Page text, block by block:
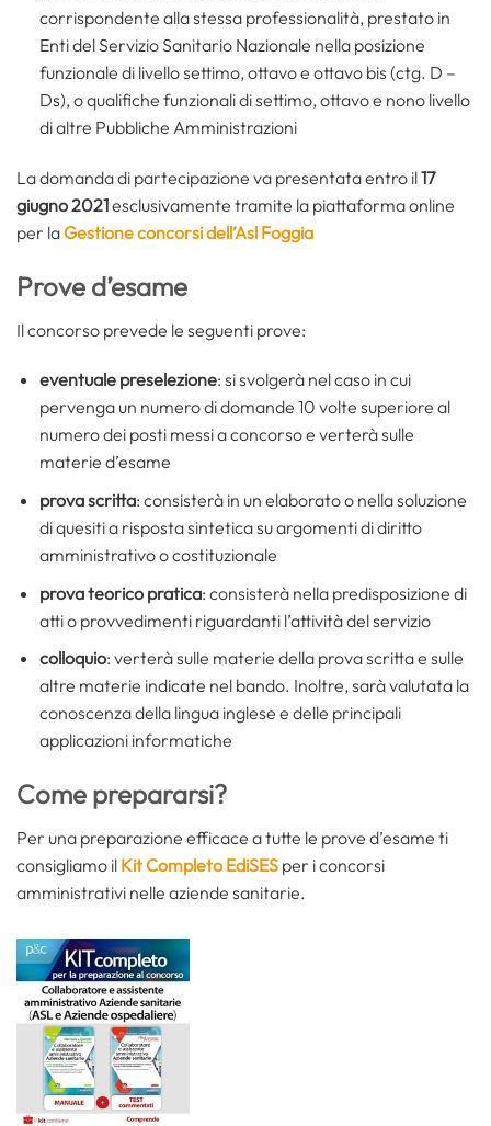
corrispondente alla stessa professionalità, prestato in
Enti del Servizio Sanitario Nazionale nella posizione
funzionale di livello settimo, ottavo e ottavo bis (ctg. D –
Ds), o qualifiche funzionali di settimo, ottavo e nono livello
di altre Pubbliche Amministrazioni
La domanda di partecipazione va presentata entro il17
giugno 2021esclusivamente tramite la piattaforma online
per laGestione concorsi dell’Asl Foggia
Prove d’esame
Il concorso prevede le seguenti prove:
eventuale preselezione: si svolgerà nel caso in cui
pervenga un numero di domande 10 volte superiore al
numero dei posti messi a concorso e verterà sulle
materie d’esame
prova scritta: consisterà in un elaborato o nella soluzione
di quesiti a risposta sintetica su argomenti di diritto
amministrativo o costituzionale
prova teorico pratica: consisterà nella predisposizione di
atti o provvedimenti riguardanti l’attività del servizio
colloquio: verterà sulle materie della prova scritta e sulle
altre materie indicate nel bando. Inoltre, sarà valutata la
conoscenza della lingua inglese e delle principali
applicazioni informatiche
Come prepararsi?
Per una preparazione efficace a tutte le prove d’esame ti
consigliamo il Kit Completo EdiSES per i concorsi
amministrativi nelle aziende sanitarie.